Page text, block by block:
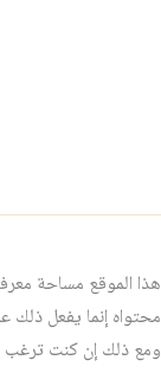
هذا الموقع مساحة
محتواه إنما يفعل ذلك
ومع ذلك إن كنت ترغب